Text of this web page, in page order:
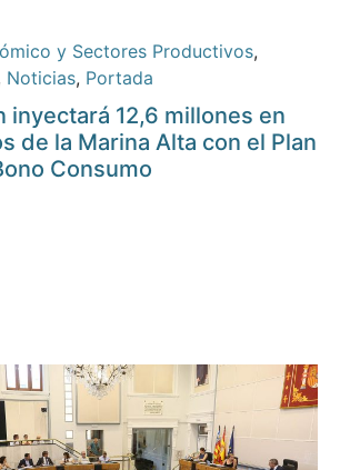
y Sectores Productivos,
Noticias, Portada
inyectará 12,6 millones en
de la Marina Alta con el Plan
Consumo